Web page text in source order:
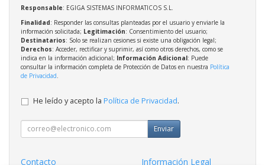
Responsable: EGIGA SISTEMAS INFORMATICOS S.L.
Finalidad: Responder las consultas planteadas por el usuario y enviarle la
información solicitada; Legitimación: Consentimiento del usuario;
Destinatarios: Solo se realizan cesiones si existe una obligación legal;
Derechos: Acceder, rectificar y suprimir, así como otros derechos, como se
indica en la información adicional; Información Adicional: Puede
consultar la información completa de Protección de Datos en nuestra Política
de Privacidad
He leído y acepto la Política de Privacidad.
Enviar
Contacto Información Legal